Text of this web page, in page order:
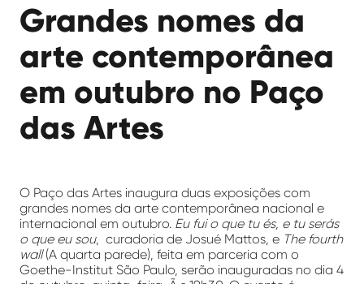
Artes
Grandes nomes da
arte contemporânea
em outubro no Paço
das Artes
O Paço das Artes inaugura duas exposições com
grandes nomes da arte contemporânea nacional e
internacional em outubro. Eu fui o que tu és, e tu serás
o que eu sou, curadoria de Josué Mattos, e The fourth
wall(A quarta parede), feita em parceria com o
Goethe-Institut São Paulo, serão inauguradas no dia 4